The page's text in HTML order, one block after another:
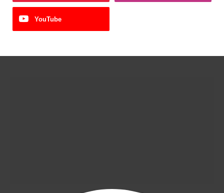
YouTube